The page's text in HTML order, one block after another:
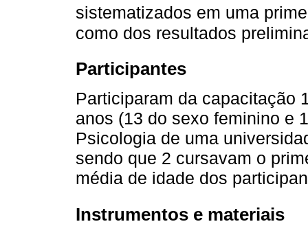
sistematizados em uma
como dos resultados
Participantes
Participaram da capacitação
anos (13 do sexo feminino e
Psicologia de uma
sendo que 2 cursavam o
média de idade dos
Instrumentos e materiais